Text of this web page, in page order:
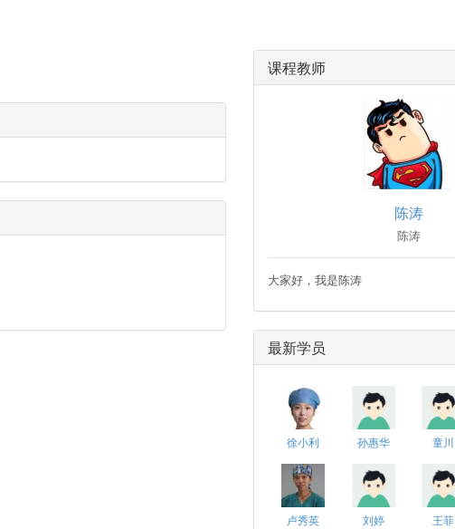
课程教师
陈涛
陈涛
大家好，我是陈涛
最新学员
徐小利 孙惠华 童川
卢秀英 刘婷 王菲